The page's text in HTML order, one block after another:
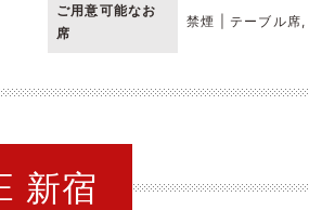
ご用意可能なお
席
禁煙 | テーブル席,
新宿